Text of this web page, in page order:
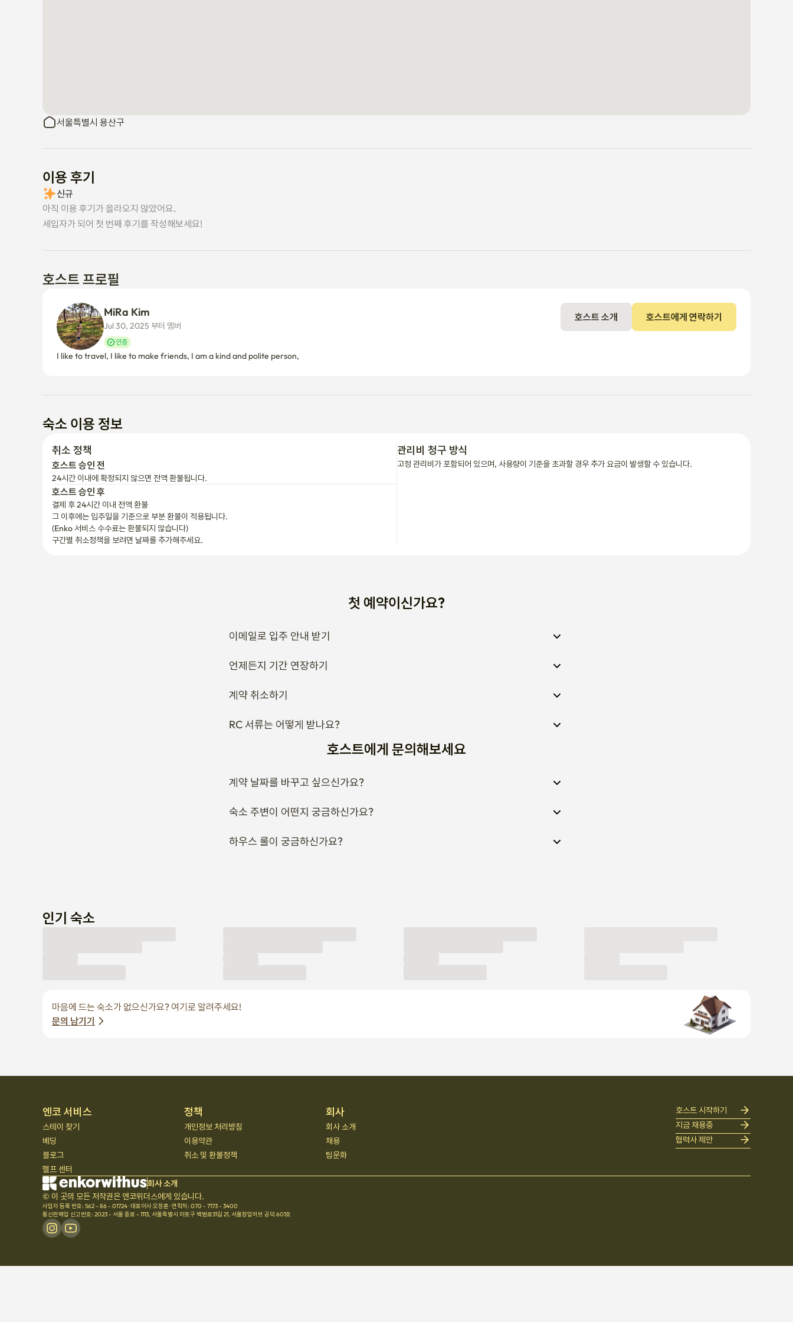
서울특별시 용산구
이용 후기
신규
아직 이용 후기가 올라오지 않았어요.
세입자가 되어 첫 번째 후기를 작성해보세요!
호스트 프로필
MiRa Kim
Jul 30, 2025 부터 멤버
인증
호스트 소개 호스트에게 연락하기
I like to travel, I like to make friends, I am a kind and polite person,
숙소 이용 정보
취소 정책
호스트 승인 전
24시간 이내에 확정되지 않으면 전액 환불됩니다.
호스트 승인 후
결제 후 24시간 이내 전액 환불
그 이후에는 입주일을 기준으로 부분 환불이 적용됩니다.
(Enko 서비스 수수료는 환불되지 않습니다)
구간별 취소정책을 보려면 날짜를 추가해주세요.
관리비 청구 방식
고정 관리비가 포함되어 있으며, 사용량이 기준을 초과할 경우 추가 요금이 발생할 수 있습니다.
첫 예약이신가요?
이메일로 입주 안내 받기
언제든지 기간 연장하기
계약 취소하기
RC 서류는 어떻게 받나요?
호스트에게 문의해보세요
계약 날짜를 바꾸고 싶으신가요?
숙소 주변이 어떤지 궁금하신가요?
하우스 룰이 궁금하신가요?
인기 숙소
마음에 드는 숙소가 없으신가요? 여기로 알려주세요!
문의 남기기
엔코 서비스
스테이 찾기
베딩
블로그
헬프 센터
정책
개인정보 처리방침
이용약관
취소 및 환불정책
회사
회사 소개
채용
팀문화
호스트 시작하기
지금 채용중
협력사 제안
회사 소개
© 이 곳의 모든 저작권은 엔코위더스에게 있습니다.
사업자 등록 번호: 562 - 86 - 01724·대표이사 오정훈 ·연락처: 070 - 7173 - 3400
통신판매업 신고번호: 2023 - 서울 종로 - 1113, 서울특별시 마포구 백범로31길 21, 서울창업허브 공덕 601호